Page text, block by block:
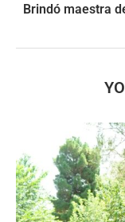
Brindó maestra